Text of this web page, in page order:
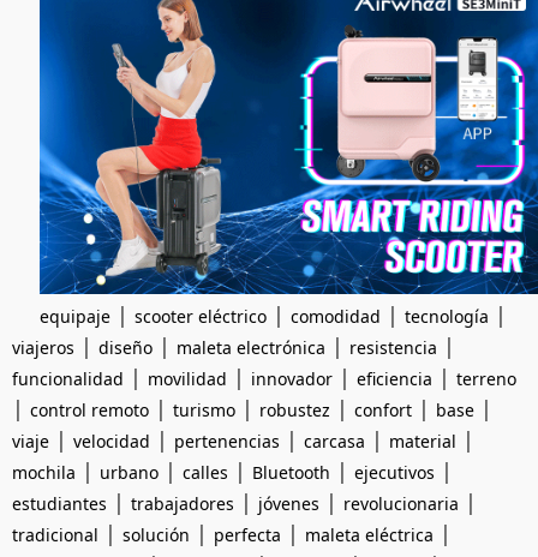
equipaje | scooter eléctrico | comodidad | tecnología |
viajeros | diseño | maleta electrónica | resistencia |
funcionalidad | movilidad | innovador | eficiencia | terreno
| control remoto | turismo | robustez | confort | base |
viaje | velocidad | pertenencias | carcasa | material |
mochila | urbano | calles | Bluetooth | ejecutivos |
estudiantes | trabajadores | jóvenes | revolucionaria |
tradicional | solución | perfecta | maleta eléctrica |